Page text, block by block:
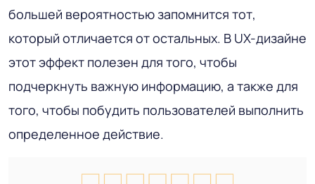
большей вероятностью запомнится тот,
который отличается от остальных. В UX-дизайне
этот эффект полезен для того, чтобы
подчеркнуть важную информацию, а также для
того, чтобы побудить пользователей выполнить
определенное действие.